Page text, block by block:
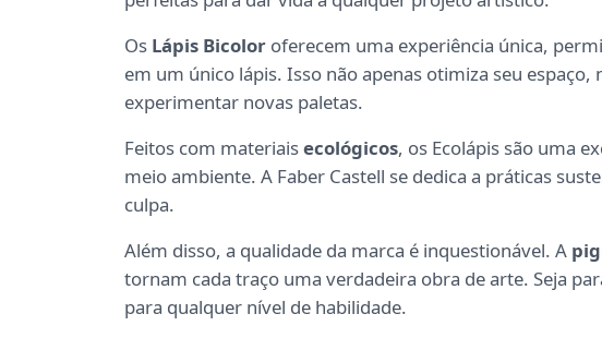
Os Lápis Bicolor oferecem uma experiência única,
em um único lápis. Isso não apenas otimiza seu
experimentar novas paletas.
Feitos com materiaisecológicos, os Ecolápis são uma
meio ambiente. A Faber Castell se dedica a práticas
culpa.
Além disso, a qualidade da marca é inquestionável. A
tornam cada traço uma verdadeira obra de arte. Seja
para qualquer nível de habilidade.